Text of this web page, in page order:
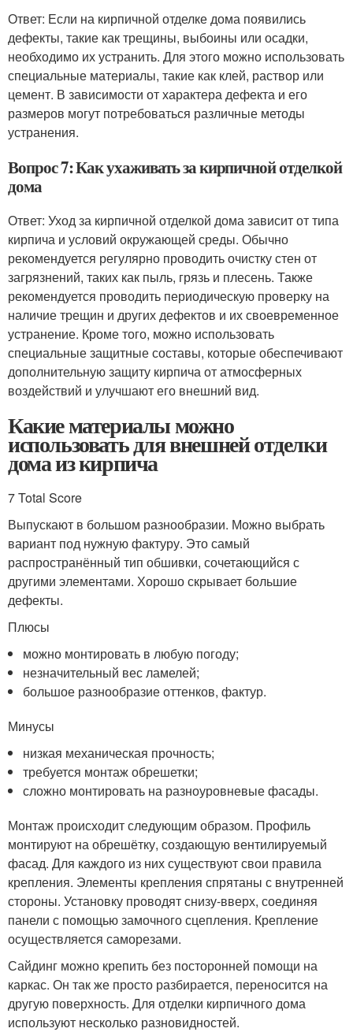
Ответ: Если на кирпичной отделке дома появились
дефекты, такие как трещины, выбоины или осадки,
необходимо их устранить. Для этого можно использовать
специальные материалы, такие как клей, раствор или
цемент. В зависимости от характера дефекта и его
размеров могут потребоваться различные методы
устранения.
Вопрос 7: Как ухаживать за кирпичной отделкой
дома
Ответ: Уход за кирпичной отделкой дома зависит от типа
кирпича и условий окружающей среды. Обычно
рекомендуется регулярно проводить очистку стен от
загрязнений, таких как пыль, грязь и плесень. Также
рекомендуется проводить периодическую проверку на
наличие трещин и других дефектов и их своевременное
устранение. Кроме того, можно использовать
специальные защитные составы, которые обеспечивают
дополнительную защиту кирпича от атмосферных
воздействий и улучшают его внешний вид.
Какие материалы можно
использовать для внешней отделки
дома из кирпича
7 Total Score
Выпускают в большом разнообразии. Можно выбрать
вариант под нужную фактуру. Это самый
распространённый тип обшивки, сочетающийся с
другими элементами. Хорошо скрывает большие
дефекты.
Плюсы
можно монтировать в любую погоду;
незначительный вес ламелей;
большое разнообразие оттенков, фактур.
Минусы
низкая механическая прочность;
требуется монтаж обрешетки;
сложно монтировать на разноуровневые фасады.
Монтаж происходит следующим образом. Профиль
монтируют на обрешётку, создающую вентилируемый
фасад. Для каждого из них существуют свои правила
крепления. Элементы крепления спрятаны с внутренней
стороны. Установку проводят снизу-вверх, соединяя
панели с помощью замочного сцепления. Крепление
осуществляется саморезами.
Сайдинг можно крепить без посторонней помощи на
каркас. Он так же просто разбирается, переносится на
другую поверхность. Для отделки кирпичного дома
используют несколько разновидностей.